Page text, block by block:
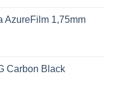
AzureFilm 1,75mm
Carbon Black